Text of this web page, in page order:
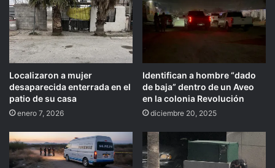
Localizaron a mujer
desaparecida enterrada en el
patio de su casa
enero 7, 2026
Identifican a hombre “dado
de baja” dentro de un Aveo
en la colonia Revolución
diciembre 20, 2025